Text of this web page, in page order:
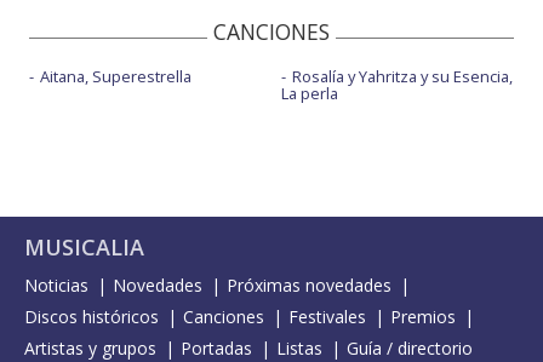
CANCIONES
Aitana, Superestrella Rosalía y Yahritza y su Esencia,
La perla
MUSICALIA
Noticias Novedades
Próximas novedades
Discos históricos
Canciones Festivales
Premios
Artistas y grupos
Portadas Listas Guía / directorio